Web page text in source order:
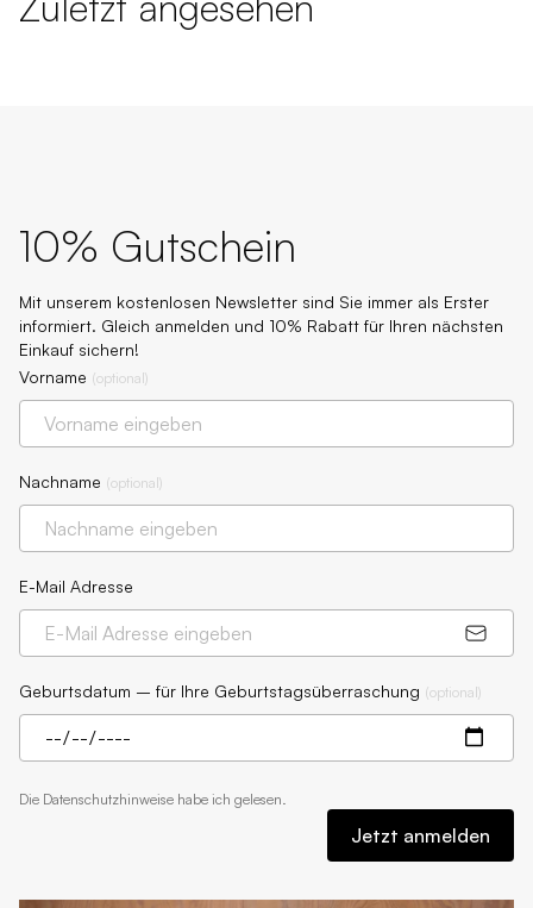
10% Gutschein
Mit unserem kostenlosen Newsletter sind Sie immer als Erster
informiert. Gleich anmelden und 10% Rabatt für Ihren nächsten
Einkauf sichern!
Vorname (optional)
Nachname (optional)
E-Mail Adresse
Geburtsdatum – für Ihre Geburtstagsüberraschung (optional)
Die Datenschutzhinweise habe ich gelesen.
Jetzt anmelden